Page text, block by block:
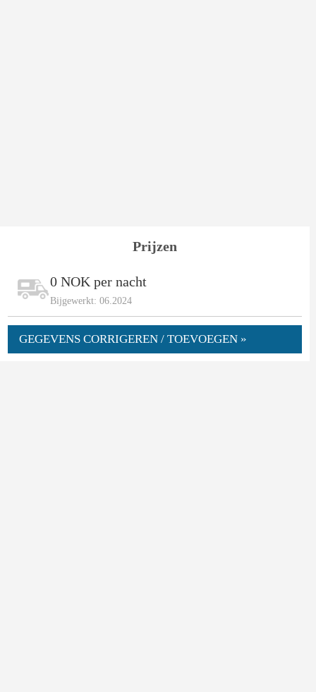
Prijzen
0 NOK per nacht
Bijgewerkt: 06.2024
GEGEVENS CORRIGEREN / TOEVOEGEN »